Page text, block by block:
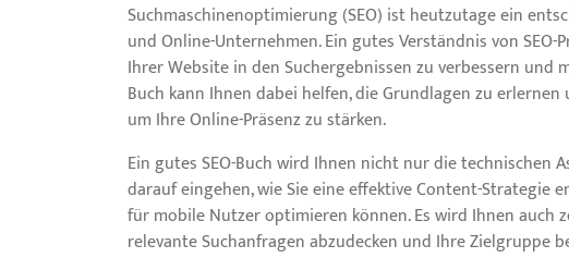
Suchmaschinenoptimierung (SEO) ist heutzutage ein
und Online-Unternehmen. Ein gutes Verständnis von
Ihrer Website in den Suchergebnissen zu verbessern und
Buch kann Ihnen dabei helfen, die Grundlagen zu
um Ihre Online-Präsenz zu stärken.
Ein gutes SEO-Buch wird Ihnen nicht nur die technischen
darauf eingehen, wie Sie eine effektive Content-Strategie
für mobile Nutzer optimieren können. Es wird Ihnen auch
relevante Suchanfragen abzudecken und Ihre Zielgruppe